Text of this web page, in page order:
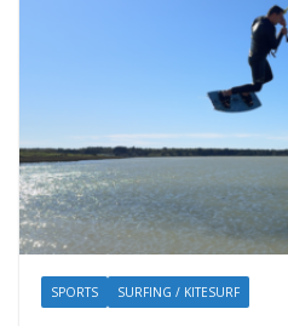
SPORTS SURFING / KITESURF